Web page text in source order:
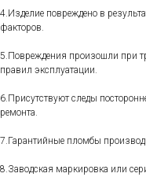
4.Изделие повреждено в
факторов.
5.Повреждения произошли при
правил эксплуатации.
6.Присутствуют следы
ремонта.
7.Гарантийные пломбы
8.Заводская маркировка или